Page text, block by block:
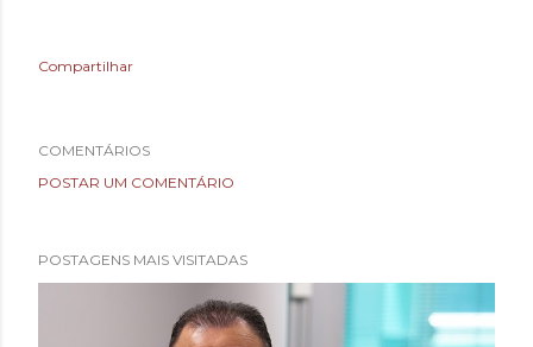
Compartilhar
COMENTÁRIOS
POSTAR UM COMENTÁRIO
POSTAGENS MAIS VISITADAS